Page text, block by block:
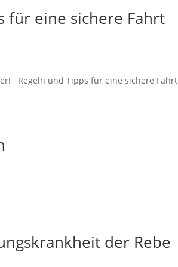
für eine sichere Fahrt
Regeln und Tipps für eine sichere Fahrt
der Rebe